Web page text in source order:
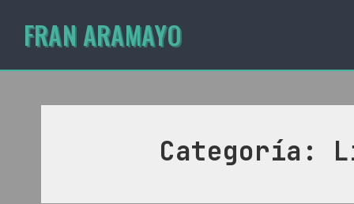
Saltar
contenido
secundaria
FRAN ARAMAYO
Categoría: